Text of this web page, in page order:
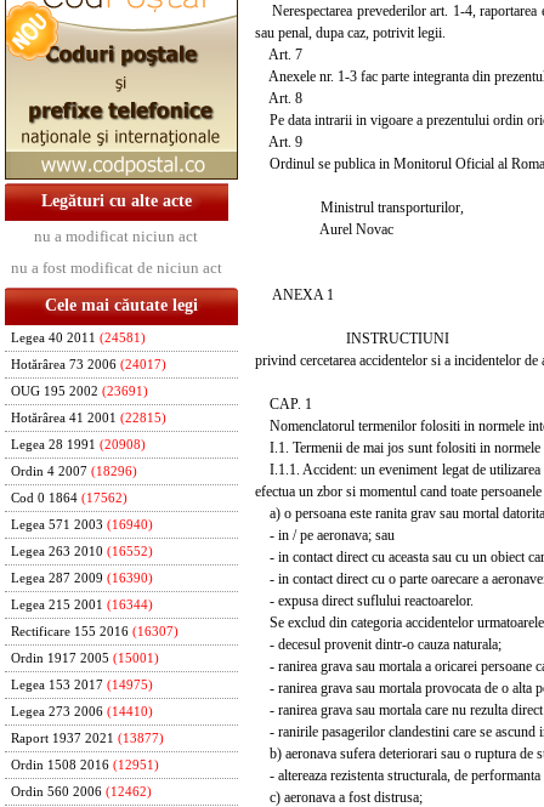
Legături cu alte acte
nu a modificat niciun act
nu a fost modificat de niciun act
Cele mai căutate legi
Legea 40 2011 (24581)
Hotărârea 73 2006 (24017)
OUG 195 2002 (23691)
Hotărârea 41 2001 (22815)
Legea 28 1991 (20908)
Ordin 4 2007 (18296)
Cod 0 1864 (17562)
Legea 571 2003 (16940)
Legea 263 2010 (16552)
Legea 287 2009 (16390)
Legea 215 2001 (16344)
Rectificare 155 2016 (16307)
Ordin 1917 2005 (15001)
Legea 153 2017 (14975)
Legea 273 2006 (14410)
Raport 1937 2021 (13877)
Ordin 1508 2016 (12951)
Ordin 560 2006 (12462)
Nerespectarea prevederilor art. 1-4, raportarea
sau penal, dupa caz, potrivit legii.
Art. 7
Anexele nr. 1-3 fac parte integranta din
Art. 8
Pe data intrarii in vigoare a prezentului ordin
Art. 9
Ordinul se publica in Monitorul Oficial al
Ministrul transporturilor,
Aurel Novac
ANEXA 1
INSTRUCTIUNI
privind cercetarea accidentelor si a incidentelor de
CAP. 1
Nomenclatorul termenilor folositi in normele
I.1. Termenii de mai jos sunt folositi in normele
I.1.1. Accident: un eveniment legat de utilizarea
efectua un zbor si momentul cand toate
a) o persoana este ranita grav sau mortal
- in / pe aeronava; sau
- in contact direct cu aceasta sau cu un obiect
- in contact direct cu o parte oarecare a
- expusa direct suflului reactoarelor.
Se exclud din categoria accidentelor
- decesul provenit dintr-o cauza naturala;
- ranirea grava sau mortala a oricarei persoane
- ranirea grava sau mortala provocata de o alta
- ranirea grava sau mortala care nu rezulta
- ranirile pasagerilor clandestini care se
b) aeronava sufera deteriorari sau o ruptura de
- altereaza rezistenta structurala, de
c) aeronava a fost distrusa;